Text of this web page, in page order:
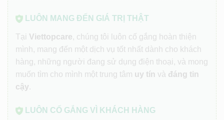
LUÔN MANG ĐẾN GIÁ TRỊ THẬT
Tại Viettopcare, chúng tôi luôn cố gắng hoàn thiện
mình, mang đến một dịch vụ tốt nhất dành cho khách
hàng, những người đang sử dụng điện thoại, và mong
muốn tìm cho mình một trung tâm uy tín và đáng tin
cậy.
LUÔN CỐ GẮNG VÌ KHÁCH HÀNG